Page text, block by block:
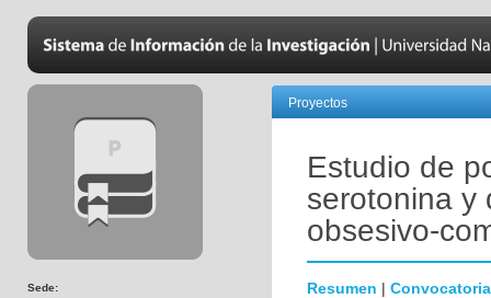
Sede:
Proyectos
Estudio de
serotonina y
obsesivo-
Resumen | Convocatoria